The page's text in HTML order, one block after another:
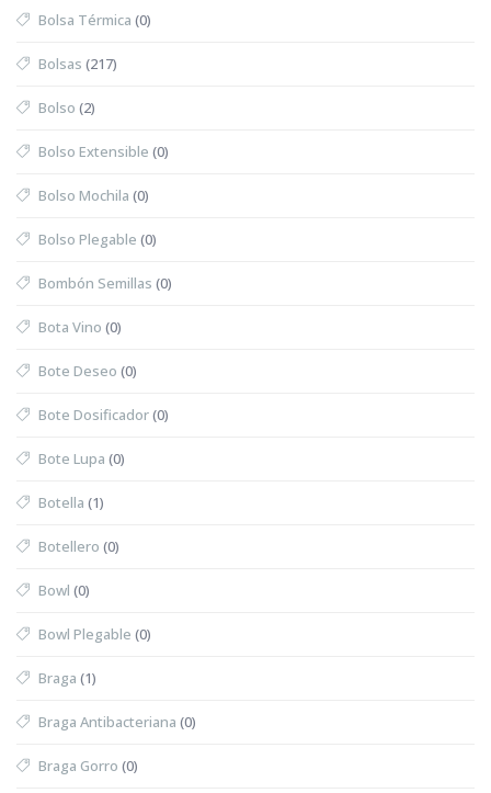
Bolsa Térmica (0)
Bolsas (217)
Bolso (2)
Bolso Extensible (0)
Bolso Mochila (0)
Bolso Plegable (0)
Bombón Semillas (0)
Bota Vino (0)
Bote Deseo (0)
Bote Dosificador(0)
Bote Lupa (0)
Botella (1)
Botellero (0)
Bowl (0)
Bowl Plegable (0)
Braga (1)
Braga Antibacteriana (0)
Braga Gorro (0)